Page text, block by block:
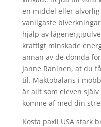
en middel eller
vanligaste
hjälp av
kraftigt minskade
annan av de dömda
Janne Raninen, at du
til. Maktobalans i
är allt som eleven
komme af med din
Kosta paxil USA stark